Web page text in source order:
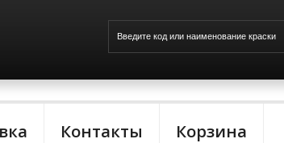
Контакты Корзина